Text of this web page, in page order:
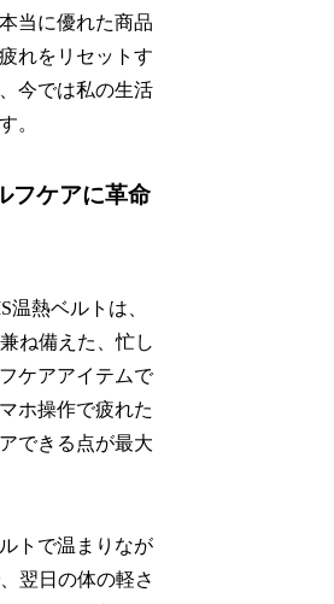
当に優れた商品
れをリセットす
今では私の生活
。
フケアに革命
熱ベルトは、
ね備えた、忙し
ケアアイテムで
ホ操作で疲れた
できる点が最大
トで温まりなが
翌日の体の軽さ